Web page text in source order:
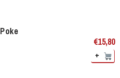
€15,80
+